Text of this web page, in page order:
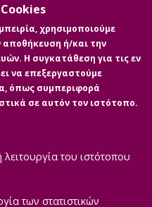
της στην
η
την
Η
της από την
χρησιμοποιούμε
αποθήκευση ή/και την
Η συγκατάθεση για τις εν
να επεξεργαστούμε
όπως συμπεριφορά
σε αυτόν τον ιστότοπο.
του ιστότοπου
των στατιστικών